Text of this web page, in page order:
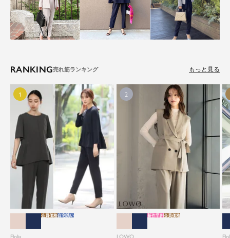
RANKING もっと見る
Flolia
会員価格自宅洗い
LOWO
新作早割会員価格